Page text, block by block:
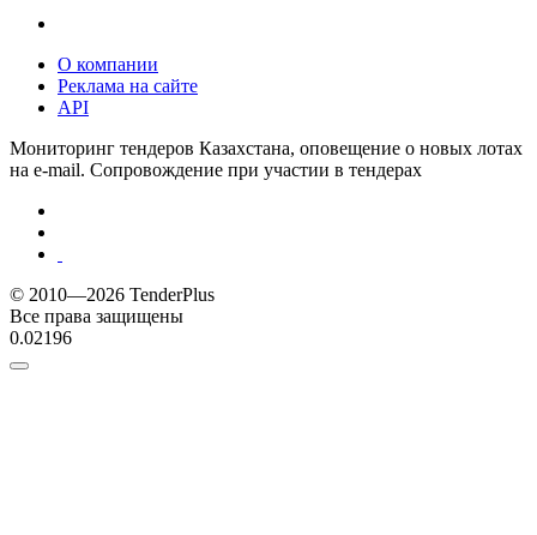
О компании
Реклама на сайте
API
Мониторинг тендеров Казахстана, оповещение о новых лотах
на e-mail. Сопровождение при участии в тендерах
© 2010—2026 TenderPlus
Все права защищены
0.02196